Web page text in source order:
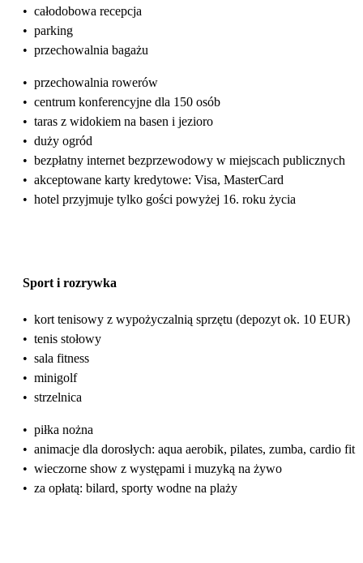
• całodobowa recepcja
• parking
• przechowalnia bagażu
• przechowalnia rowerów
• centrum konferencyjne dla 150 osób
• taras z widokiem na basen i jezioro
• duży ogród
• bezpłatny internet bezprzewodowy w miejscach publicznych
• akceptowane karty kredytowe: Visa, MasterCard
• hotel przyjmuje tylko gości powyżej 16. roku życia
Sport i rozrywka
• kort tenisowy z wypożyczalnią sprzętu (depozyt ok. 10 EUR)
• tenis stołowy
• sala fitness
• minigolf
• strzelnica
• piłka nożna
• animacje dla dorosłych: aqua aerobik, pilates, zumba, cardio fit
• wieczorne show z występami i muzyką na żywo
• za opłatą: bilard, sporty wodne na plaży